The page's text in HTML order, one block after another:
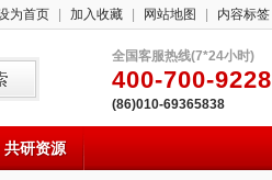
为首页 加入收藏 网站地图 内容标签
全国客服热线(7*24小时)
400-700-9228
(86)010-69365838
共研资源